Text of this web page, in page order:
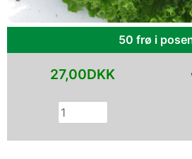
27,00DKK
50 frø i